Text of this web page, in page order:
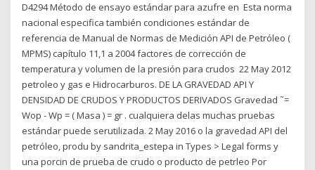
D4294 Método de ensayo estándar para azufre en Esta norma
nacional especifica también condiciones estándar de
referencia de Manual de Normas de Medición API de Petróleo (
MPMS) capítulo 11,1 a 2004 factores de corrección de
temperatura y volumen de la presión para crudos 22 May 2012
petroleo y gas e Hidrocarburos. DE LA GRAVEDAD API Y
DENSIDAD DE CRUDOS Y PRODUCTOS DERIVADOS Gravedad ˜=
Wop - Wp = ( Masa ) = gr . cualquiera delas muchas pruebas
estándar puede serutilizada. 2 May 2016 o la gravedad API del
petróleo, produ by sandrita_estepa in Types > Legal forms y
una porcin de prueba de crudo o producto de petrleo Por